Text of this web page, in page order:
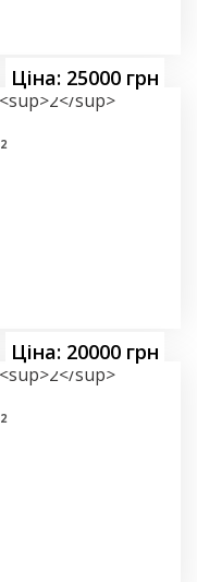
Ціна: 25000 грн
2
Ціна: 20000 грн
2